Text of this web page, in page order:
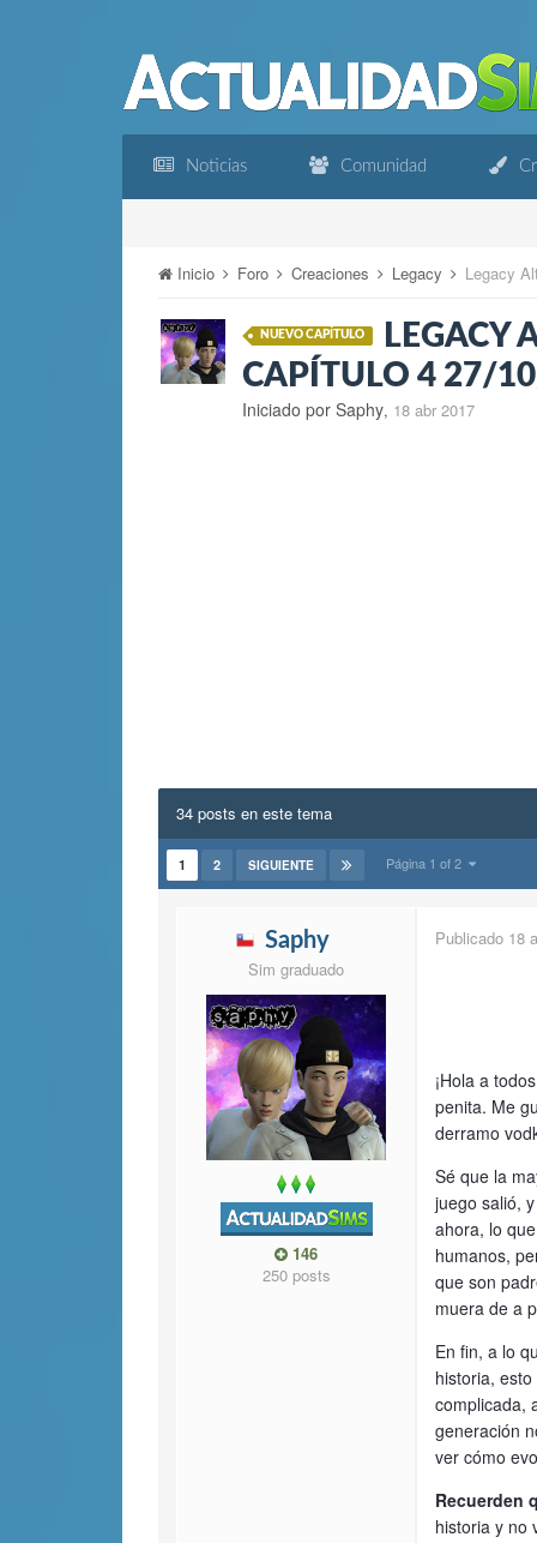
Noticias Comunidad
Inicio Foro Creaciones Legacy Legacy
NUEVO CAPÍTULO
LEGACY
CAPÍTULO 4 27/
Iniciado por Saphy, 18 abr 2017
34 posts en este tema
1 2 SIGUIENTE Página 1 of 2
Saphy
Sim graduado
146
250 posts
Publicado 18
¡Hola a
penita. Me
derramo
Sé que la
juego salió,
ahora, lo
humanos,
que son
muera de a
En fin, a lo
historia,
complicada,
generación
ver cómo
Recuerden
historia y no